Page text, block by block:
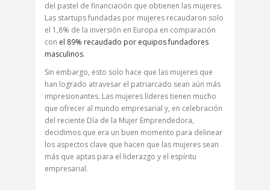
del pastel de financiación que obtienen las mujeres.
Las startups fundadas por mujeres recaudaron solo
el 1,8% de la inversión en Europa en comparación
con el 89% recaudado por equipos fundadores
masculinos.
Sin embargo, esto solo hace que las mujeres que
han logrado atravesar el patriarcado sean aún más
impresionantes. Las mujeres líderes tienen mucho
que ofrecer al mundo empresarial y, en celebración
del reciente Día de la Mujer Emprendedora,
decidimos que era un buen momento para delinear
los aspectos clave que hacen que las mujeres sean
más que aptas para el liderazgo y el espíritu
empresarial.